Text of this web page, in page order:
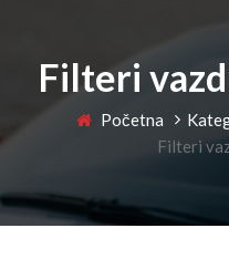
Filteri
Početna
Filteri